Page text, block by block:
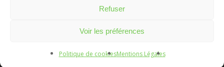
Refuser
Voir les préférences
Politique de cookiesMentions Légales
© 2026 Randonnées Chichéennes.Mentions légales